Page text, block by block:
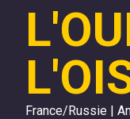
France/Russie |